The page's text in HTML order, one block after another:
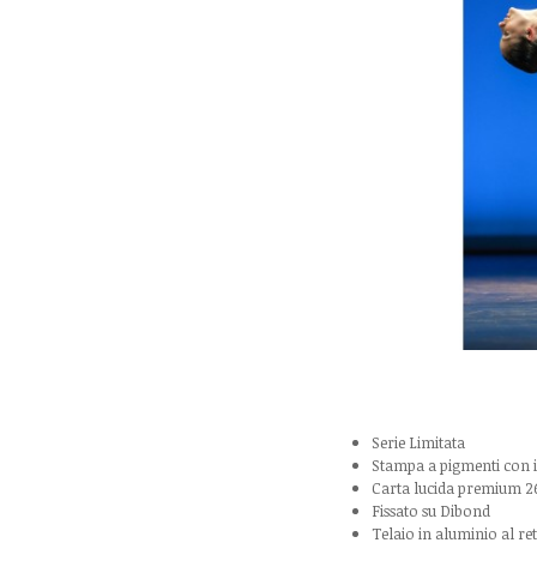
Serie Limitata
Stampa a pigmenti
Carta lucida premium
Fissato su Dibond
Telaio in aluminio al